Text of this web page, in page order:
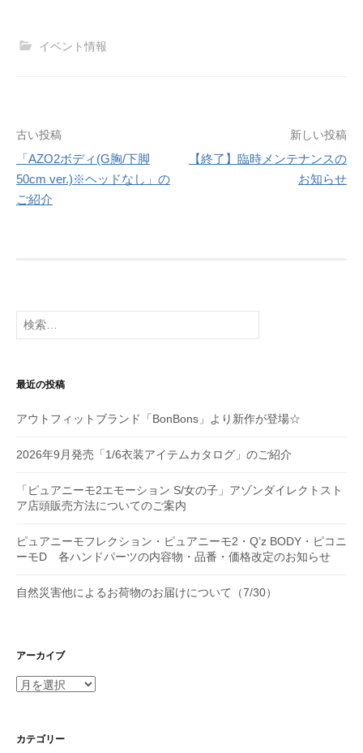
イベント情報
投
稿
ナ
シ
ョ
ン
古い投稿
「AZO2ボディ(G胸/下脚
50cm ver.)※ヘッドなし」の
ご紹介
新しい投稿
【終了】臨時メンテナンスの
お知らせ
検
索:
最近の投稿
アウトフィットブランド「BonBons」より新作が登場☆
2026年9月発売「1/6衣装アイテムカタログ」のご紹介
「ピュアニーモ2エモーション S/女の子」アゾンダイレクトスト
ア店頭販売方法についてのご案内
ピュアニーモフレクション・ピュアニーモ2・Q’z BODY・ピコニ
ーモD 各ハンドパーツの内容物・品番・価格改定のお知らせ
自然災害他によるお荷物のお届けについて（7/30）
アーカイブ
ア
イ
カテゴリー